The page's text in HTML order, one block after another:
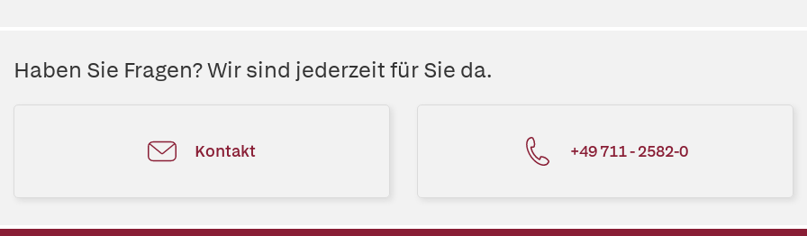
Haben Sie Fragen? Wir sind jederzeit für Sie da.
Kontakt +49 711 - 2582-0